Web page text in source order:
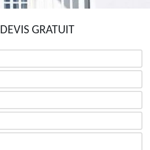
DEVIS GRATUIT